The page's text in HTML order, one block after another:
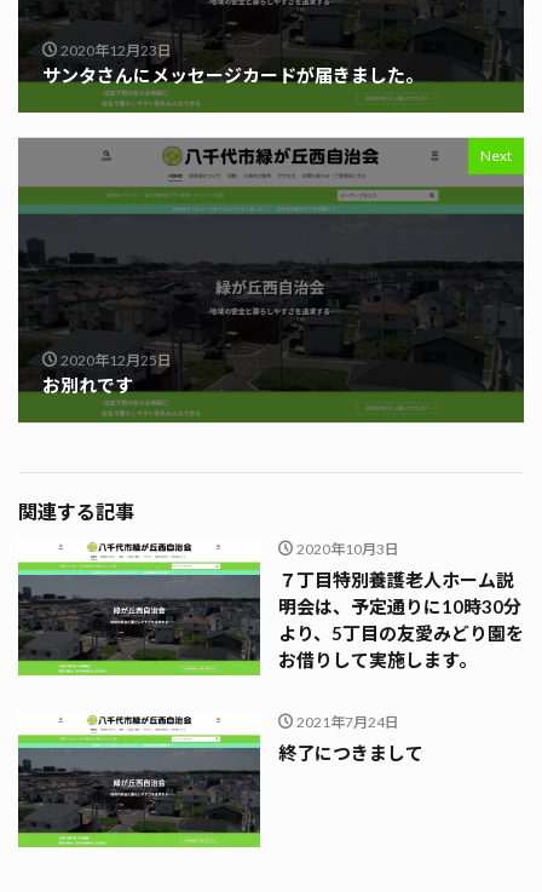
2020年12月23日
サンタさんにメッセージカードが届きました。
Next
2020年12月25日
お別れです
関連する記事
2020年10月3日
７丁目特別養護老人ホーム説
明会は、予定通りに10時30分
より、5丁目の友愛みどり園を
お借りして実施します。
2021年7月24日
終了につきまして